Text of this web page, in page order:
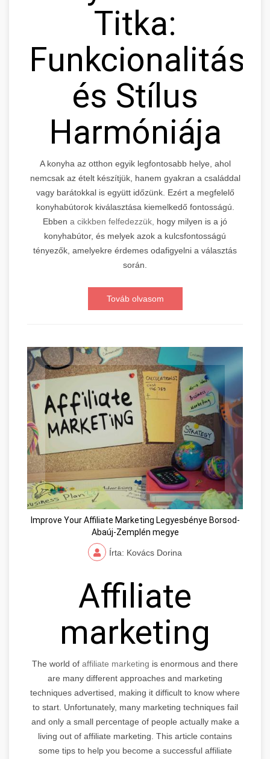
Titka:
Funkcionalitás
és Stílus
Harmóniája
A konyha az otthon egyik legfontosabb helye, ahol
nemcsak az ételt készítjük, hanem gyakran a családdal
vagy barátokkal is együtt időzünk. Ezért a megfelelő
konyhabútorok kiválasztása kiemelkedő fontosságú.
Ebben a cikkben felfedezzük, hogy milyen is a jó
konyhabútor, és melyek azok a kulcsfontosságú
tényezők, amelyekre érdemes odafigyelni a választás
során.
Továb olvasom
Improve Your Affiliate Marketing Legyesbénye Borsod-
Abaúj-Zemplén megye
Írta: Kovács Dorina
Affiliate
marketing
The world of affiliate marketing is enormous and there
are many different approaches and marketing
techniques advertised, making it difficult to know where
to start. Unfortunately, many marketing techniques fail
and only a small percentage of people actually make a
living out of affiliate marketing. This article contains
some tips to help you become a successful affiliate